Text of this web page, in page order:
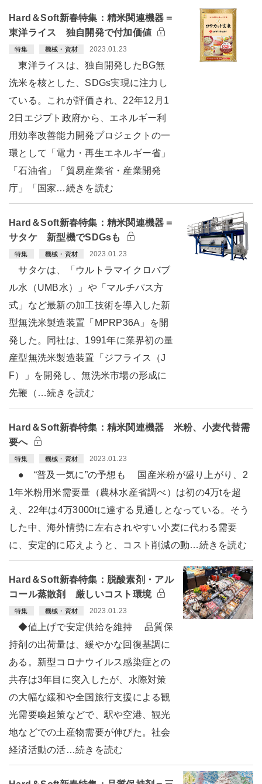
Hard＆Soft新春特集：精米関連機器＝
東洋ライス 独自開発で付加価値
特集 機械・資材 2023.01.23
東洋ライスは、独自開発したBG無
洗米を核とした、SDGs実現に注力し
ている。これが評価され、22年12月1
2日エジプト政府から、エネルギー利
用効率改善能力開発プロジェクトの一
環として「電力・再生エネルギー省」
「石油省」「貿易産業省・産業開発
庁」「国家…続きを読む
Hard＆Soft新春特集：精米関連機器＝
サタケ 新型機でSDGsも
特集 機械・資材 2023.01.23
サタケは、「ウルトラマイクロバブ
ル水（UMB水）」や「マルチパス方
式」など最新の加工技術を導入した新
型無洗米製造装置「MPRP36A」を開
発した。同社は、1991年に業界初の量
産型無洗米製造装置「ジフライス（J
F）」を開発し、無洗米市場の形成に
先鞭（…続きを読む
Hard＆Soft新春特集：精米関連機器 米粉、小麦代替需
要へ
特集 機械・資材 2023.01.23
● “普及一気に”の予想も 国産米粉が盛り上がり、2
1年米粉用米需要量（農林水産省調べ）は初の4万tを超
え、22年は4万3000tに達する見通しとなっている。そう
した中、海外情勢に左右されやすい小麦に代わる需要
に、安定的に応えようと、コスト削減の動…続きを読む
Hard＆Soft新春特集：脱酸素剤・アル
コール蒸散剤 厳しいコスト環境
特集 機械・資材 2023.01.23
◆値上げで安定供給を維持 品質保
持剤の出荷量は、緩やかな回復基調に
ある。新型コロナウイルス感染症との
共存は3年目に突入したが、水際対策
の大幅な緩和や全国旅行支援による観
光需要喚起策などで、駅や空港、観光
地などでの土産物需要が伸びた。社会
経済活動の活…続きを読む